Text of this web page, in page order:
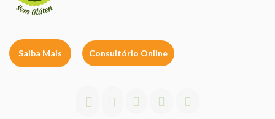
Saiba Mais Consultório Online